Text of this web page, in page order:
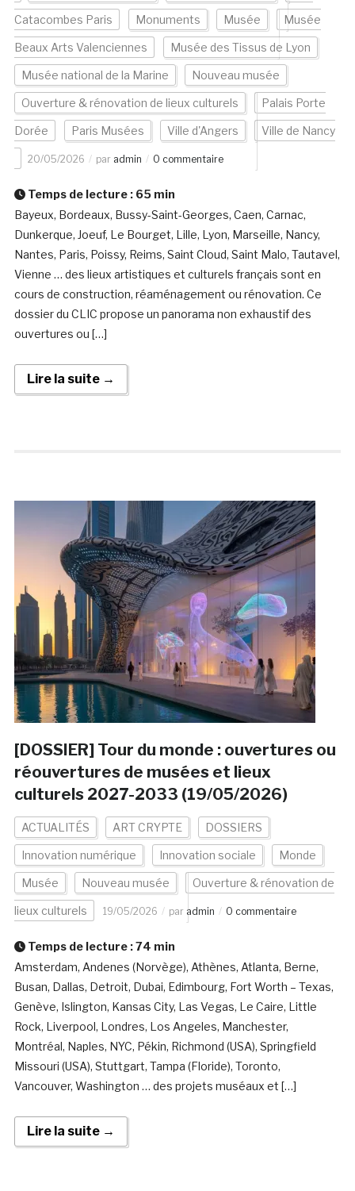
Catacombes Paris Monuments Musée Musée
Beaux Arts Valenciennes Musée des Tissus de Lyon
Musée national de la Marine Nouveau musée
Ouverture & rénovation de lieux culturels Palais Porte
Dorée Paris Musées Ville d'Angers Ville de Nancy
20/05/2026 par admin 0 commentaire
Temps de lecture : 65 min
Bayeux, Bordeaux, Bussy-Saint-Georges, Caen, Carnac,
Dunkerque, Joeuf, Le Bourget, Lille, Lyon, Marseille, Nancy,
Nantes, Paris, Poissy, Reims, Saint Cloud, Saint Malo, Tautavel,
Vienne … des lieux artistiques et culturels français sont en
cours de construction, réaménagement ou rénovation. Ce
dossier du CLIC propose un panorama non exhaustif des
ouvertures ou […]
Lire la suite →
[DOSSIER] Tour du monde : ouvertures ou
réouvertures de musées et lieux
culturels 2027-2033 (19/05/2026)
ACTUALITÉS ART CRYPTE DOSSIERS
Innovation numérique Innovation sociale Monde
Musée Nouveau musée Ouverture & rénovation de
lieux culturels 19/05/2026 par admin 0 commentaire
Temps de lecture :74 min
Amsterdam, Andenes (Norvège), Athènes, Atlanta, Berne,
Busan, Dallas, Detroit, Dubai, Edimbourg, Fort Worth – Texas,
Genève, Islington, Kansas City, Las Vegas, Le Caire, Little
Rock, Liverpool, Londres, Los Angeles, Manchester,
Montréal, Naples, NYC, Pékin, Richmond (USA), Springfield
Missouri (USA), Stuttgart, Tampa (Floride), Toronto,
Vancouver, Washington … des projets muséaux et […]
Lire la suite →